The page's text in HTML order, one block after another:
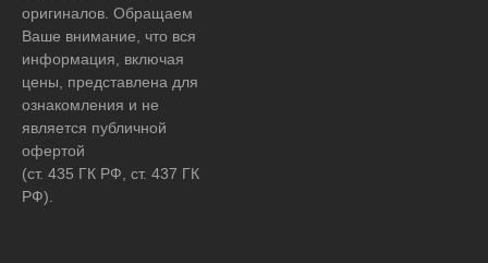
оригиналов. Обращаем
Ваше внимание, что вся
информация, включая
цены, представлена для
ознакомления и не
является публичной
офертой
(ст. 435 ГК РФ, ст. 437 ГК
РФ).